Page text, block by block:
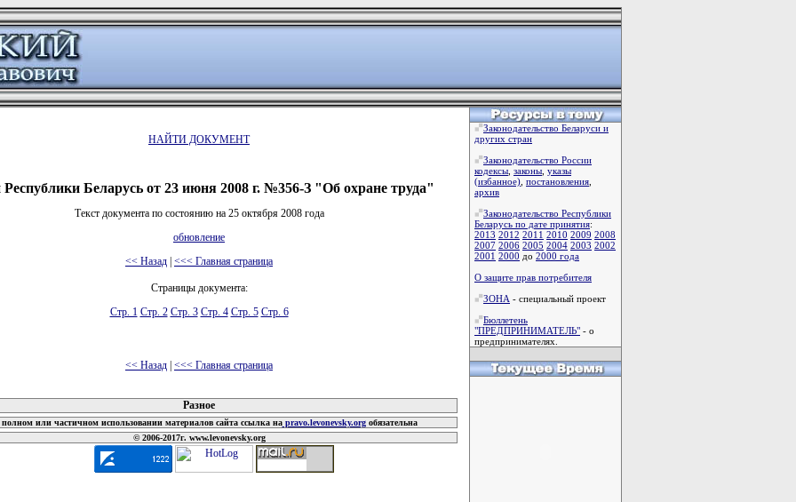
НАЙТИ ДОКУМЕНТ
Республики Беларусь от 23 июня 2008 г. №356-З "Об охране труда"
Текст документа по состоянию на 25 октября 2008 года
обновление
<< Назад | <<< Главная страница
Страницы документа:
Стр. 1 Стр. 2 Стр. 3 Стр. 4 Стр. 5 Стр. 6
<< Назад | <<< Главная страница
Разное
или частичном использовании материалов сайта ссылка наpravo.levonevsky.orgобязательна
© 2006-2017г. www.levonevsky.org
Законодательство Беларуси и
других стран
Законодательство России
кодексы законы указы
(избанное) постановления
архив
Законодательство Республики
Беларусь по дате принятия:
2013 2012 2011 2010 2009 2008
2007 2006 2005 2004 2003 2002
2001 2000 до 2000 года
О защите прав потребителя
ЗОНА - специальный проект
Бюллетень
"ПРЕДПРИНИМАТЕЛЬ" - о
предпринимателях.